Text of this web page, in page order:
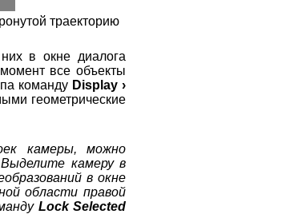
траекторию
в окне диалога
все объекты
команду Display ›
геометрические
камеры, можно
Выделите камеру в
в окне
области правой
Lock Selected